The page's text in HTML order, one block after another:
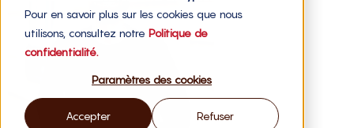
Pour en savoir plus sur les cookies que nous
utilisons, consultez notre Politique de
confidentialité.
Paramètres des cookies
Accepter Refuser